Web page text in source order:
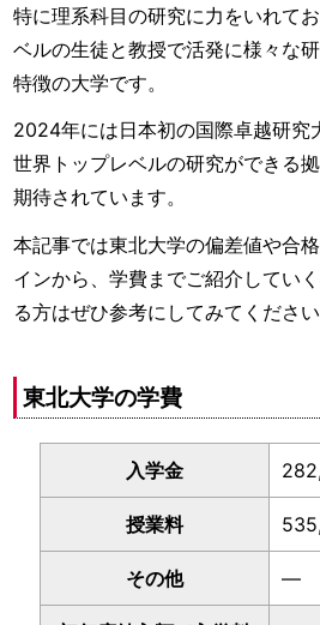
特に理系科目の研究に力をいれて
ベルの生徒と教授で活発に様々な
特徴の大学です。
2024年には日本初の国際卓越研究
世界トップレベルの研究ができる
期待されています。
本記事では東北大学の偏差値や合
インから、学費までご紹介してい
る方はぜひ参考にしてみてください
東北大学の学費
入学金
授業料
その他 —